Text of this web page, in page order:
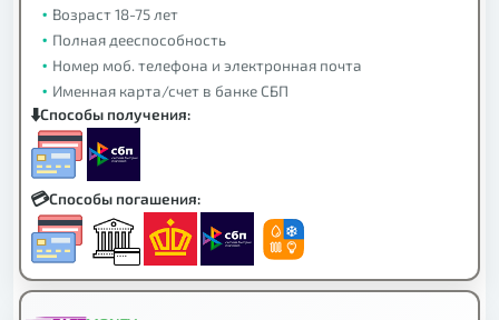
Возраст 18-75 лет
Полная дееспособность
Номер моб. телефона и электронная почта
Именная карта/счет в банке СБП
Способы получения:
Способы погашения: